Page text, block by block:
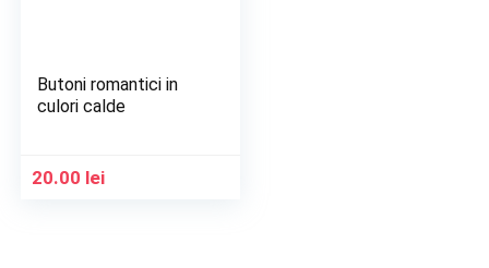
Butoni romantici in
culori calde
20.00 lei